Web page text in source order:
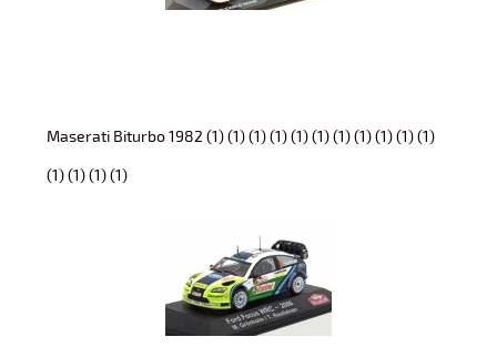
Maserati Biturbo 1982 (1) (1) (1) (1) (1) (1) (1) (1) (1) (1) (1)
(1) (1) (1) (1)